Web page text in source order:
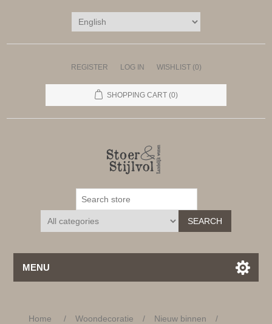
REGISTER LOG IN WISHLIST (0)
SHOPPING CART (0)
SEARCH
MENU
Home / Woondecoratie / Nieuw binnen
/